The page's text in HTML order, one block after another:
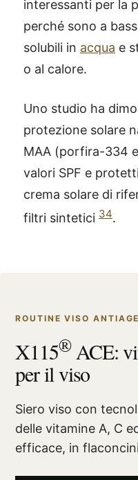
interessanti per la
perché sono a
solubili in acqua e
o al calore.
Uno studio ha
protezione solare
MAA (porfira-334
valori SPF e
crema solare di
filtri sintetici 34.
ROUTINE VISO ANTIAGE
X115®ACE:
per il viso
Siero viso con
delle vitamine A, C
efficace, in